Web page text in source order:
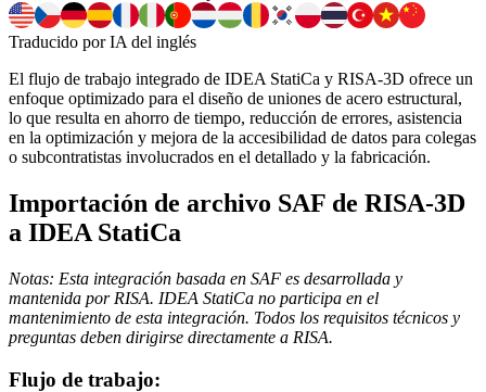
Traducido por IA del inglés
El flujo de trabajo integrado de IDEA StatiCa y RISA-3D ofrece un
enfoque optimizado para el diseño de uniones de acero estructural,
lo que resulta en ahorro de tiempo, reducción de errores, asistencia
en la optimización y mejora de la accesibilidad de datos para colegas
o subcontratistas involucrados en el detallado y la fabricación.
Importación de archivo SAF de RISA-3D
a IDEA StatiCa
Notas: Esta integración basada en SAF es desarrollada y
mantenida por RISA. IDEA StatiCa no participa en el
mantenimiento de esta integración. Todos los requisitos técnicos y
preguntas deben dirigirse directamente a RISA.
Flujo de trabajo: